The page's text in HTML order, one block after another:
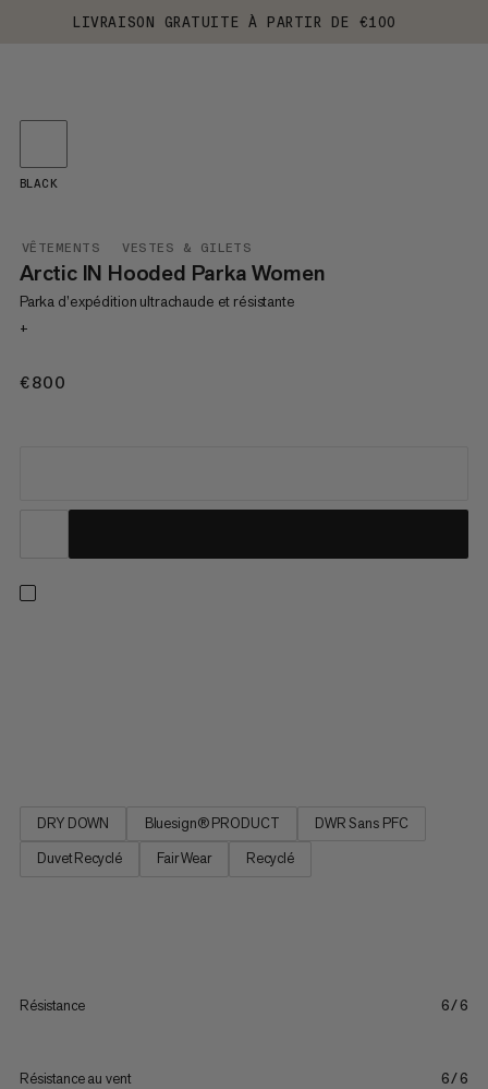
LIVRAISON GRATUITE À PARTIR DE €100
VÊTEMENTS VESTES & GILETS
Arctic IN Hooded Parka Women
Parka d’expédition ultrachaude et résistante
+
€800
BLACK
DRY DOWN Bluesign® PRODUCT
DWR Sans PFC
Duvet Recyclé
Fair Wear Recyclé
Résistance 6/6
Résistance au vent 6/6